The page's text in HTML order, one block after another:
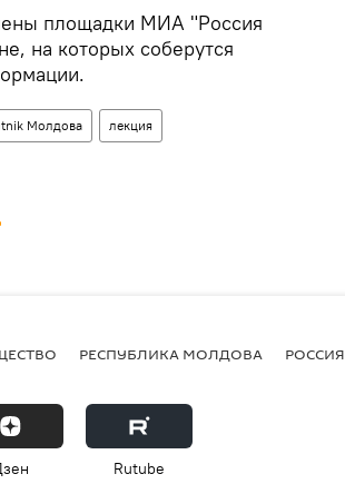
площадки МИА "Россия
на которых соберутся
Молдова лекция
РЕСПУБЛИКА МОЛДОВА РОССИЯ
Rutube